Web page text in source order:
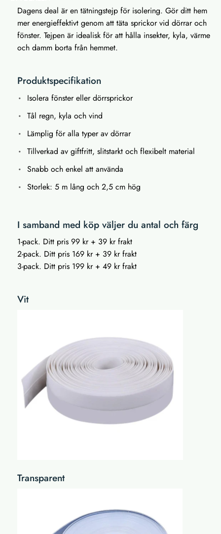
Dagens deal är en tätningstejp för isolering. Gör ditt hem
mer energieffektivt genom att täta sprickor vid dörrar och
fönster. Tejpen är idealisk för att hålla insekter, kyla, värme
och damm borta från hemmet.
Produktspecifikation
Isolera fönster eller dörrsprickor
Tål regn, kyla och vind
Lämplig för alla typer av dörrar
Tillverkad av giftfritt, slitstarkt och flexibelt material
Snabb och enkel att använda
Storlek: 5 m lång och 2,5 cm hög
I samband med köp väljer du antal och färg
1-pack. Ditt pris 99 kr + 39 kr frakt
2-pack. Ditt pris 169 kr + 39 kr frakt
3-pack. Ditt pris 199 kr + 49 kr frakt
Vit
Transparent